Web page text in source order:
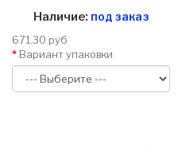
Наличие: под заказ
671.30 руб
Вариант упаковки